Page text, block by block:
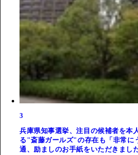
3
兵庫県知事選挙、注目の候補者を
る"斎藤ガールズ"の存在も「非常に
通、励ましのお手紙をいただきまし